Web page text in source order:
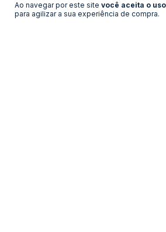
Ao navegar por este site você aceita o
para agilizar a sua experiência de compra.